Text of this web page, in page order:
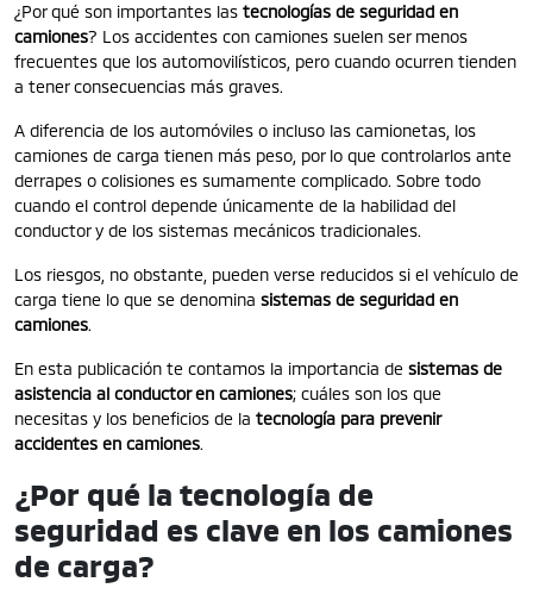
¿Por qué son importantes las tecnologías de seguridad en
camiones? Los accidentes con camiones suelen ser menos
frecuentes que los automovilísticos, pero cuando ocurren tienden
a tener consecuencias más graves.
A diferencia de los automóviles o incluso las camionetas, los
camiones de carga tienen más peso, por lo que controlarlos ante
derrapes o colisiones es sumamente complicado. Sobre todo
cuando el control depende únicamente de la habilidad del
conductor y de los sistemas mecánicos tradicionales.
Los riesgos, no obstante, pueden verse reducidos si el vehículo de
carga tiene lo que se denomina sistemas de seguridad en
camiones.
En esta publicación te contamos la importancia de sistemas de
asistencia al conductor en camiones; cuáles son los que
necesitas y los beneficios de la tecnología para prevenir
accidentes en camiones.
¿Por qué la tecnología de
seguridad es clave en los camiones
de carga?